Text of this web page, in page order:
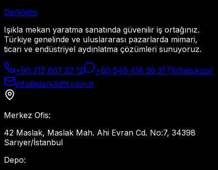
Darklight
Işıkla mekan yaratma sanatında güvenilir iş ortağınız.
Türkiye genelinde ve uluslararası pazarlarda mimari,
ticari ve endüstriyel aydınlatma çözümleri sunuyoruz.
+90 212 807 22 12
+90 546 418 30 31 (WhatsApp)
info@darklight.com.tr
Merkez Ofis:
42 Maslak, Maslak Mah. Ahi Evran Cd. No:7, 34398
Sarıyer/İstanbul
Depo: